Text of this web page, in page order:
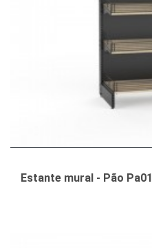
Estante mural - Pão Pa01